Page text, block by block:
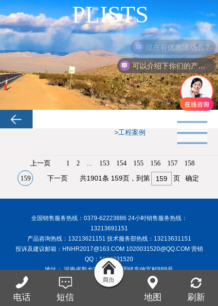
PLISTS
>工程案例
1 2 ... 153 154 155 156 157 158
159 共1901条 159页，到第 页 确定
全国销售服务热线：0379-62223886 24小时销售服务热线：
13213691151
产品咨询热线：13213621151 技术服务部热线：13213631151
投诉及建议邮箱：HNHR2017@163.COM 1020031520@QQ.COM 营销
QQ：1020031520
地址： 河南省新乡市封丘县陈固镇东仲宫村888号
Copyright © 2017 河南恒瑞称重设备有限公司_恒瑞称重_河南地磅厂家_
洛阳地磅_洛阳汽车衡 版权所有 备案号：
豫ICP备17043435号-1
豫公网
电话 短信 地图 刷新
可以介绍下你们的产品么？
现在有优惠活动么？